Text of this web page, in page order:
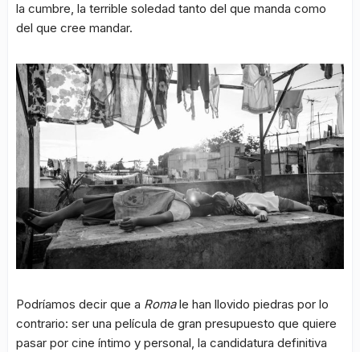
la cumbre, la terrible soledad tanto del que manda como
del que cree mandar.
Podríamos decir que a Romale han llovido piedras por lo
contrario: ser una película de gran presupuesto que quiere
pasar por cine íntimo y personal, la candidatura definitiva